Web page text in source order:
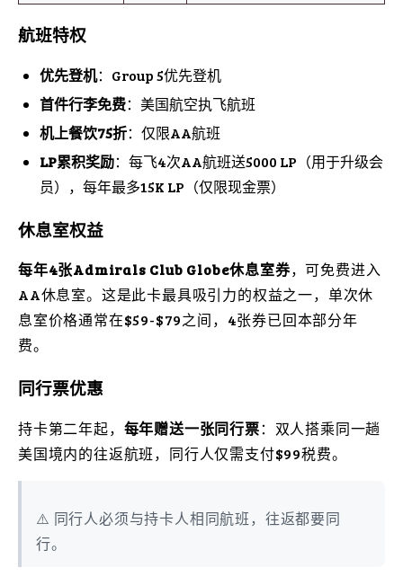
航班特权
优先登机：Group 5优先登机
首件行李免费：美国航空执飞航班
机上餐饮75折：仅限AA航班
LP累积奖励：每飞4次AA航班送5000 LP（用于升级会
员），每年最多15K LP（仅限现金票）
休息室权益
每年4张Admirals Club Globe休息室券，可免费进入
AA休息室。这是此卡最具吸引力的权益之一，单次休
息室价格通常在$59-$79之间，4张券已回本部分年
费。
同行票优惠
持卡第二年起， 每年赠送一张同行票：双人搭乘同一趟
美国境内的往返航班，同行人仅需支付$99税费。
⚠️ 同行人必须与持卡人相同航班，往返都要同
行。